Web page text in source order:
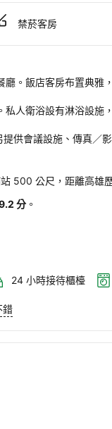
禁菸客房
。飯店客房布置典雅
人衛浴設有淋浴設施
供會議設施、傳真／
500 公尺，距離高雄
分 。
24 小時接待櫃檯
錯